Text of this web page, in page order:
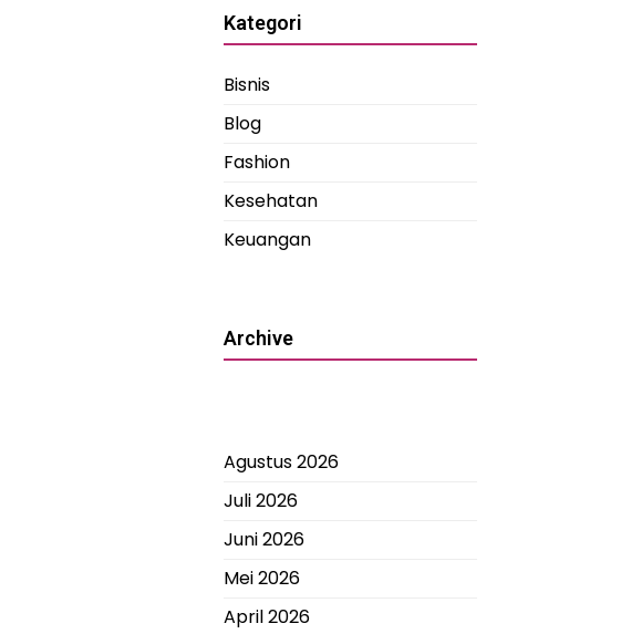
Kategori
Bisnis
Blog
Fashion
Kesehatan
Keuangan
Archive
Agustus 2026
Juli 2026
Juni 2026
Mei 2026
April 2026